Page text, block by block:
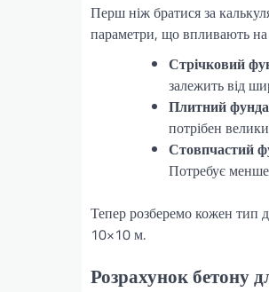
Перш ніж братися за
параметри, що впливають на
Стрічковий
залежить від
Плитний
потрібен
Стовпчастий
Потребує
Тепер розберемо кожен тип
10×10 м.
Розрахунок бетону